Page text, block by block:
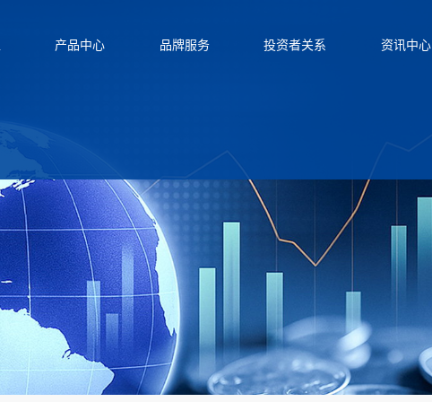
产品中心 品牌服务 投资者关系 资讯中心